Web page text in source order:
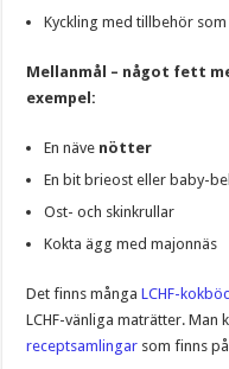
Kyckling med tillbehör
Mellanmål – något fett
exempel:
En näve nötter
En bit brieost eller baby-
Ost- och skinkrullar
Kokta ägg med majonnäs
Det finns mångaLCHF-
LCHF-vänliga maträtter. Man
receptsamlingar som finns